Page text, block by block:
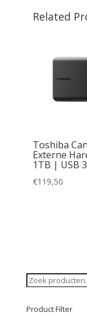
Related
Toshiba
Externe
1TB | USB
€119,50
Zoeken
naar:
Product Filter